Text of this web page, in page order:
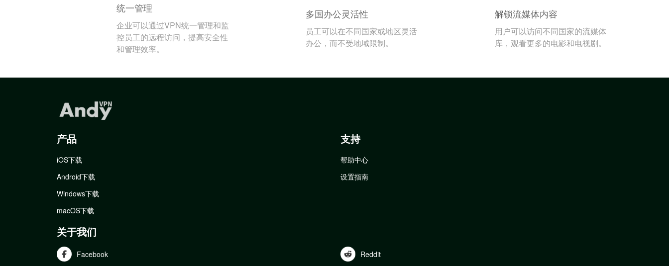
统一管理
企业可以通过VPN统一管理和监
控员工的远程访问，提高安全性
和管理效率。
多国办公灵活性
员工可以在不同国家或地区灵活
办公，而不受地域限制。
解锁流媒体内容
用户可以访问不同国家的流媒体
库，观看更多的电影和电视剧。
产品
iOS下载
Android下载
Windows下载
macOS下载
支持
帮助中心
设置指南
关于我们
Facebook Reddit